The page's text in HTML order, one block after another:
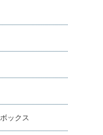
ックス